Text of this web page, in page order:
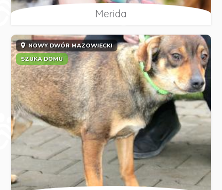
Merida
NOWY DWÓR MAZOWIECKI
SZUKA DOMU